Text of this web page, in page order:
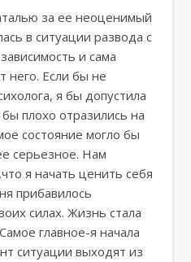
за ее неоценимый
в ситуации развода с
и сама
него. Если бы не
я бы допустила
плохо отразились на
состояние могло бы
серьезное. Нам
я начать ценить себя
прибавилось
силах. Жизнь стала
главное-я начала
ситуации выходят из